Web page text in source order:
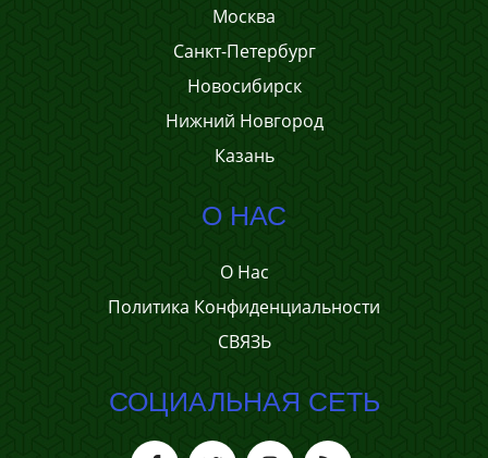
Москва
Санкт-Петербург
Новосибирск
Нижний Новгород
Казань
О НАС
О Нас
Политика Конфиденциальности
СВЯЗЬ
СОЦИАЛЬНАЯ СЕТЬ